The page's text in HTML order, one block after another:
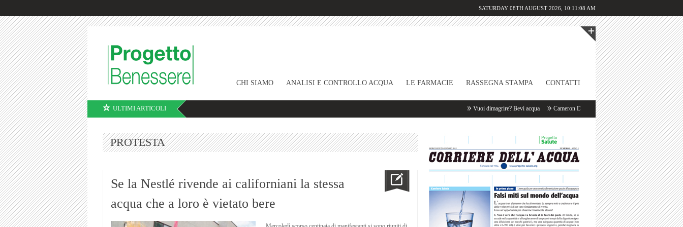
SATURDAY 08TH AUGUST 2026, 10:11:08 AM
CHI SIAMO ANALISI E CONTROLLO ACQUA LE FARMACIE RASSEGNA STAMPA CONTATTI
ULTIMI ARTICOLI Vuoi dimagrire? Bevi acqua Cameron Diaz: «Appena mi sveglio bevo un litro
PROTESTA
Se la Nestlé rivende ai californiani la stessa
acqua che a loro è vietato bere